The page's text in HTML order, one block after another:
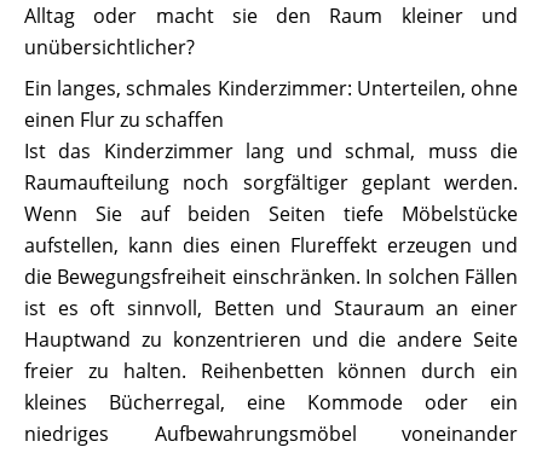
Alltag oder macht sie den Raum kleiner und
unübersichtlicher?
Ein langes, schmales Kinderzimmer: Unterteilen, ohne
einen Flur zu schaffen
Ist das Kinderzimmer lang und schmal, muss die
Raumaufteilung noch sorgfältiger geplant werden.
Wenn Sie auf beiden Seiten tiefe Möbelstücke
aufstellen, kann dies einen Flureffekt erzeugen und
die Bewegungsfreiheit einschränken. In solchen Fällen
ist es oft sinnvoll, Betten und Stauraum an einer
Hauptwand zu konzentrieren und die andere Seite
freier zu halten. Reihenbetten können durch ein
kleines Bücherregal, eine Kommode oder ein
niedriges Aufbewahrungsmöbel voneinander